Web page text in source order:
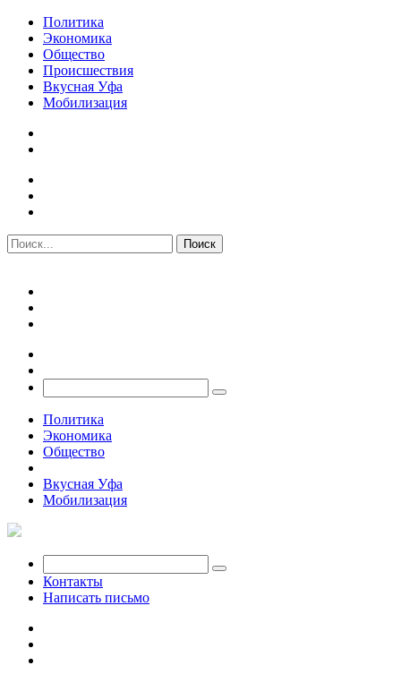
Политика
Экономика
Общество
Происшествия
Вкусная Уфа
Мобилизация
Политика
Экономика
Общество
Вкусная Уфа
Мобилизация
Контакты
Написать письмо